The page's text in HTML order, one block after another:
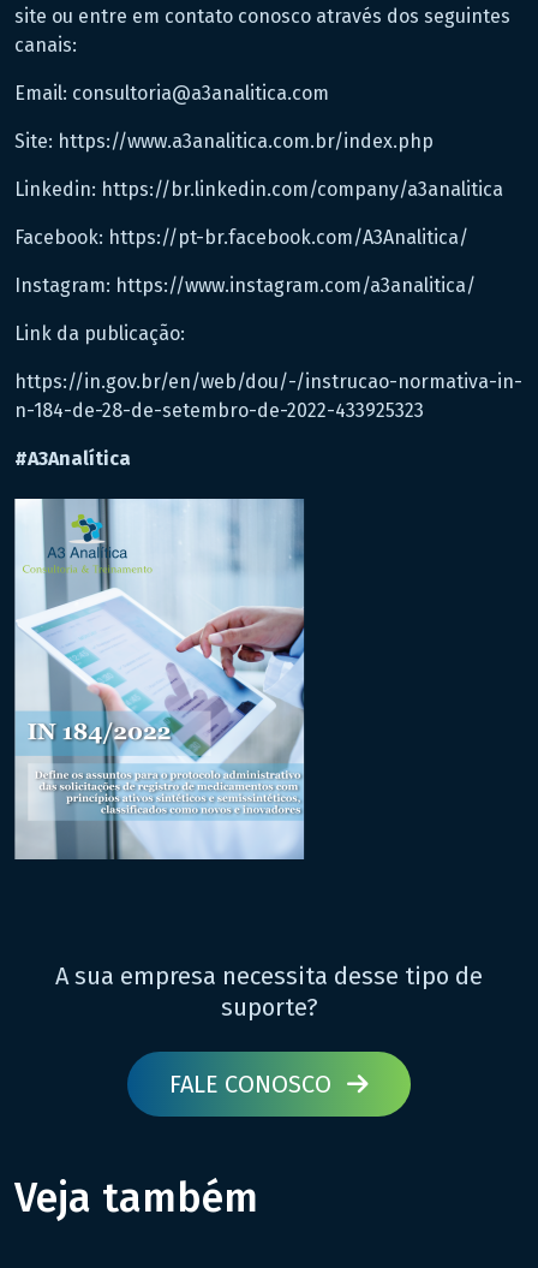
site ou entre em contato conosco através dos seguintes
canais:
Email: consultoria@a3analitica.com
Site: https://www.a3analitica.com.br/index.php
Linkedin: https://br.linkedin.com/company/a3analitica
Facebook: https://pt-br.facebook.com/A3Analitica/
Instagram: https://www.instagram.com/a3analitica/
Link da publicação:
https://in.gov.br/en/web/dou/-/instrucao-normativa-in-
n-184-de-28-de-setembro-de-2022-433925323
#A3Analítica
A sua empresa necessita desse tipo de
suporte?
FALE CONOSCO
Veja também